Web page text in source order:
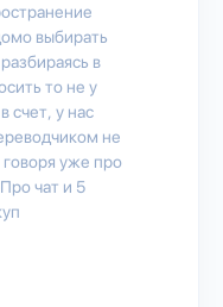
выбирать
в
то не у
счет, у нас
не
уже про
чат и 5